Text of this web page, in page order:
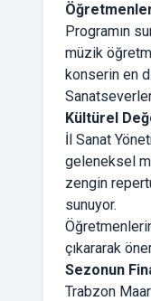
Programın
müzik
konserin en
Kültürel
İl Sanat
geleneksel
zengin
sunuyor.
çıkararak
Sezonun
Trabzon